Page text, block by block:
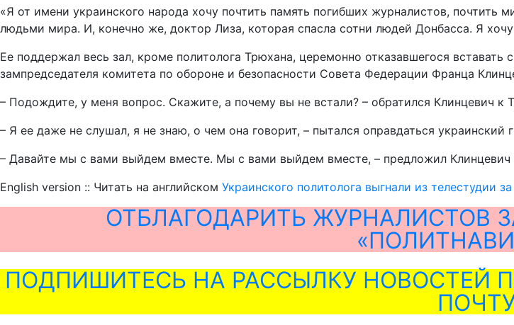
«Я от имени украинского народа хочу почтить память погибших журналистов,
людьми мира. И, конечно же, доктор Лиза, которая спасла сотни людей Донбасса. Я
Ее поддержал весь зал, кроме политолога Трюхана, церемонно отказавшегося
зампредседателя комитета по обороне и безопасности Совета Федерации Франца
– Подождите, у меня вопрос. Скажите, а почему вы не встали? – обратился Клинцевич к
– Я ее даже не слушал, я не знаю, о чем она говорит, – пытался оправдаться украинский
– Давайте мы с вами выйдем вместе. Мы с вами выйдем вместе, – предложил Клинцевич
English version :: Читать на английском Украинского политолога выгнали из телестудии
ОТБЛАГОДАРИТЬ ЖУРНАЛИСТОВ
ПОДПИШИТЕСЬ НА РАССЫЛКУ НОВОСТЕЙ